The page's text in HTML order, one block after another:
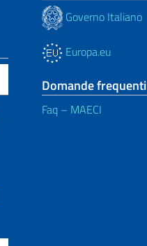
Governo Italiano
Europa.eu
Domande frequenti
Faq – MAECI